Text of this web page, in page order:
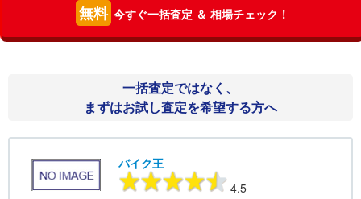
無料 今すぐ一括査定 ＆ 相場チェック！
一括査定ではなく、
まずはお試し査定を希望する方へ
バイク王
4.5